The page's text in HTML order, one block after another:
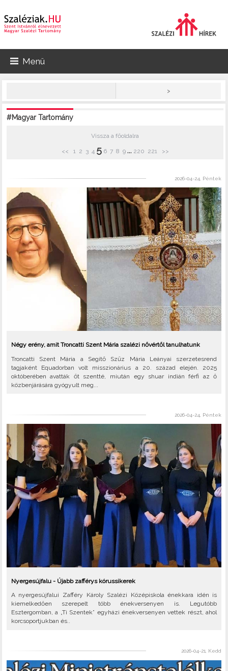
Menü
>
#Magyar Tartomány
Vissza a főoldalra
<< 1 2 3 4 5 6 7 8 9 ... 220 221 >>
2026-04-24, Péntek
Négy erény, amit Troncatti Szent Mária szalézi nővértől tanulhatunk
Troncatti Szent Mária a Segítő Szűz Mária Leányai szerzetesrend
tagjaként Equadorban volt misszionárius a 20. század elején. 2025
októberében avatták őt szentté, miután egy shuar indián férfi az ő
közbenjárására gyógyult meg...
2026-04-24, Péntek
Nyergesújfalu - Újabb zafférys kórussikerek
A nyergesújfalui Zafféry Károly Szalézi Középiskola énekkara idén is
kiemelkedően szerepelt több énekversenyen is. Legutóbb
Esztergomban, a „Ti Szentek” egyházi énekversenyen vettek részt, ahol
korcsoportjukban és..
2026-04-21, Kedd